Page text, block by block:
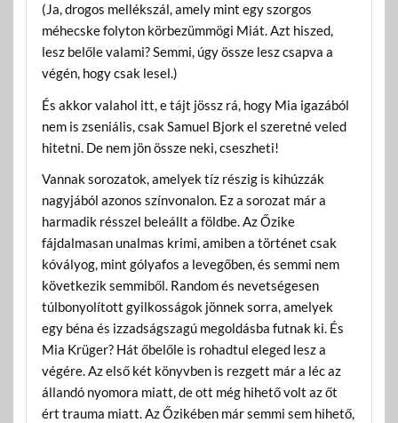
(Ja, drogos mellékszál, amely mint egy szorgos
méhecske folyton körbezümmögi Miát. Azt hiszed,
lesz belőle valami? Semmi, úgy össze lesz csapva a
végén, hogy csak lesel.)
És akkor valahol itt, e tájt jössz rá, hogy Mia igazából
nem is zseniális, csak Samuel Bjork el szeretné veled
hitetni. De nem jön össze neki, cseszheti!
Vannak sorozatok, amelyek tíz részig is kihúzzák
nagyjából azonos színvonalon. Ez a sorozat már a
harmadik résszel beleállt a földbe. Az Őzike
fájdalmasan unalmas krimi, amiben a történet csak
kóvályog, mint gólyafos a levegőben, és semmi nem
következik semmiből. Random és nevetségesen
túlbonyolított gyilkosságok jönnek sorra, amelyek
egy béna és izzadságszagú megoldásba futnak ki. És
Mia Krüger? Hát őbelőle is rohadtul eleged lesz a
végére. Az első két könyvben is rezgett már a léc az
állandó nyomora miatt, de ott még hihető volt az őt
ért trauma miatt. Az Őzikében már semmi sem hihető,